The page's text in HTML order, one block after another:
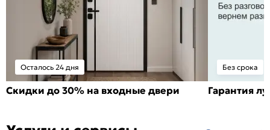
Осталось 24 дня
Скидки до 30% на входные двери
Без срока
Гарантия